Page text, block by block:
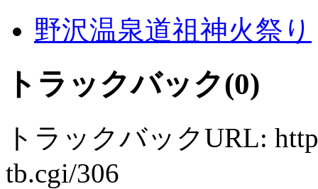
野沢温泉道祖神火祭り
トラックバック(0)
トラックバックURL:
tb.cgi/306